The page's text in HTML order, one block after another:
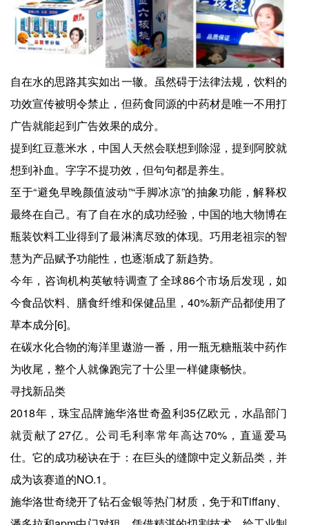
自在水的思路其实如出一辙。虽然碍于法律法规，饮料的
功效宣传被明令禁止，但药食同源的中药材是唯一不用打
广告就能起到广告效果的成分。
提到红豆薏米水，中国人天然会联想到除湿，提到阿胶就
想到补血。字字不提功效，但句句都是养生。
至于“避免早晚颜值波动”“手脚冰凉”的抽象功能，解释权
最终在自己。有了自在水的成功经验，中国的地大物博在
瓶装饮料工业得到了最淋漓尽致的体现。巧用老祖宗的智
慧为产品赋予功能性，也逐渐成了新趋势。
今年，咨询机构英敏特调查了全球86个市场后发现，如
今食品饮料、膳食纤维和保健品里，40%新产品都使用了
草本成分[6]。
在碳水化合物的海洋里遨游一番，用一瓶无糖瓶装中药作
为收尾，整个人就像跑完了十公里一样健康畅快。
寻找新品类
2018年，珠宝品牌施华洛世奇盈利35亿欧元，水晶部门
就贡献了27亿。公司毛利率常年高达70%，直逼爱马
仕。它的成功秘诀在于：在巨头的缝隙中定义新品类，并
成为该赛道的NO.1。
施华洛世奇绕开了钻石金银等热门材质，免于和Tiffany、